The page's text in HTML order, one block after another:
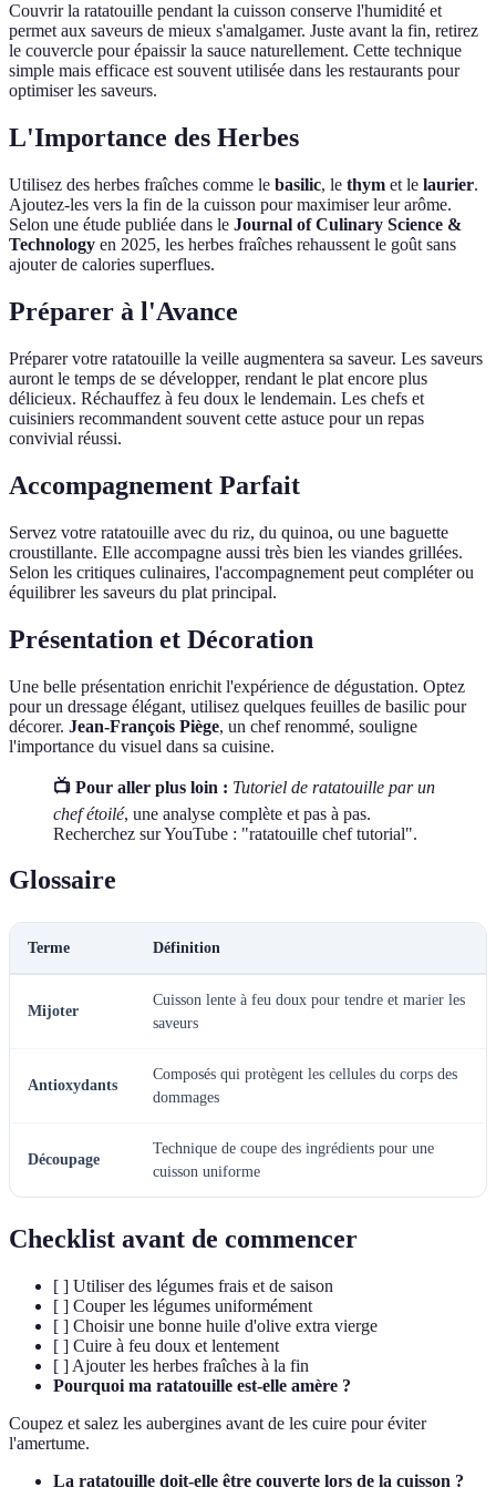
Couvrir la ratatouille pendant la cuisson conserve l'humidité et
permet aux saveurs de mieux s'amalgamer. Juste avant la fin, retirez
le couvercle pour épaissir la sauce naturellement. Cette technique
simple mais efficace est souvent utilisée dans les restaurants pour
optimiser les saveurs.
L'Importance des Herbes
Utilisez des herbes fraîches comme le basilic, le thym et le laurier.
Ajoutez-les vers la fin de la cuisson pour maximiser leur arôme.
Selon une étude publiée dans le Journal of Culinary Science &
Technology en 2025, les herbes fraîches rehaussent le goût sans
ajouter de calories superflues.
Préparer à l'Avance
Préparer votre ratatouille la veille augmentera sa saveur. Les saveurs
auront le temps de se développer, rendant le plat encore plus
délicieux. Réchauffez à feu doux le lendemain. Les chefs et
cuisiniers recommandent souvent cette astuce pour un repas
convivial réussi.
Accompagnement Parfait
Servez votre ratatouille avec du riz, du quinoa, ou une baguette
croustillante. Elle accompagne aussi très bien les viandes grillées.
Selon les critiques culinaires, l'accompagnement peut compléter ou
équilibrer les saveurs du plat principal.
Présentation et Décoration
Une belle présentation enrichit l'expérience de dégustation. Optez
pour un dressage élégant, utilisez quelques feuilles de basilic pour
décorer. Jean-François Piège, un chef renommé, souligne
l'importance du visuel dans sa cuisine.
📺 Pour aller plus loin : Tutoriel de ratatouille par un
chef étoilé, une analyse complète et pas à pas.
Recherchez sur YouTube : "ratatouille chef tutorial".
Glossaire
Terme Définition
Mijoter
Cuisson lente à feu doux pour tendre et marier les
saveurs
Antioxydants
Composés qui protègent les cellules du corps des
dommages
Découpage
Technique de coupe des ingrédients pour une
cuisson uniforme
Checklist avant de commencer
[ ] Utiliser des légumes frais et de saison
[ ] Couper les légumes uniformément
[ ] Choisir une bonne huile d'olive extra vierge
[ ] Cuire à feu doux et lentement
[ ] Ajouter les herbes fraîches à la fin
Pourquoi ma ratatouille est-elle amère ?
Coupez et salez les aubergines avant de les cuire pour éviter
l'amertume.
La ratatouille doit-elle être couverte lors de la cuisson ?